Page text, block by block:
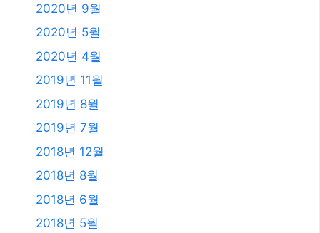
2020년 9월
2020년 5월
2020년 4월
2019년 11월
2019년 8월
2019년 7월
2018년 12월
2018년 8월
2018년 6월
2018년 5월